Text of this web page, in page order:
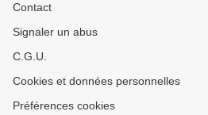
Contact
Signaler un abus
C.G.U.
Cookies et données personnelles
Préférences cookies